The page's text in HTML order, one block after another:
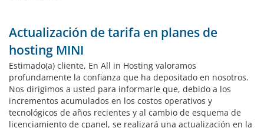
Actualización de tarifa en planes de
hosting MINI
Estimado(a) cliente, En All in Hosting valoramos
profundamente la confianza que ha depositado en nosotros.
Nos dirigimos a usted para informarle que, debido a los
incrementos acumulados en los costos operativos y
tecnológicos de años recientes y al cambio de esquema de
licenciamiento de cpanel, se realizará una actualización en la